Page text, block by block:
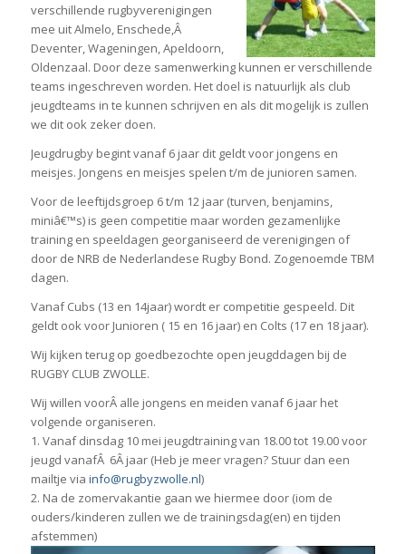
verschillende rugbyverenigingen
mee uit Almelo, Enschede,Â
Deventer, Wageningen, Apeldoorn,
Oldenzaal. Door deze samenwerking kunnen er verschillende
teams ingeschreven worden. Het doel is natuurlijk als club
jeugdteams in te kunnen schrijven en als dit mogelijk is zullen
we dit ook zeker doen.
Jeugdrugby begint vanaf 6 jaar dit geldt voor jongens en
meisjes. Jongens en meisjes spelen t/m de junioren samen.
Voor de leeftijdsgroep 6 t/m 12 jaar (turven, benjamins,
miniâ€™s) is geen competitie maar worden gezamenlijke
training en speeldagen georganiseerd de verenigingen of
door de NRB de Nederlandese Rugby Bond. Zogenoemde TBM
dagen.
Vanaf Cubs (13 en 14jaar) wordt er competitie gespeeld. Dit
geldt ook voor Junioren ( 15 en 16 jaar) en Colts (17 en 18 jaar).
Wij kijken terug op goedbezochte open jeugddagen bij de
RUGBY CLUB ZWOLLE.
Wij willen voorÂ alle jongens en meiden vanaf 6 jaar het
volgende organiseren.
1. Vanaf dinsdag 10 mei jeugdtraining van 18.00 tot 19.00 voor
jeugd vanafÂ 6Â jaar (Heb je meer vragen? Stuur dan een
mailtje via info@rugbyzwolle.nl)
2. Na de zomervakantie gaan we hiermee door (iom de
ouders/kinderen zullen we de trainingsdag(en) en tijden
afstemmen)